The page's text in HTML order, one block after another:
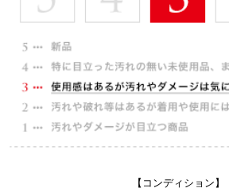
【コンディション】